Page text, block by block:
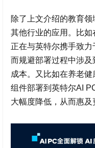
除了上文介绍的教育
其他行业的应用。比
正在与英特尔携手致
而规避部署过程中涉
成本。又比如在养老
组件部署到英特尔AI
大幅度降低，从而惠及